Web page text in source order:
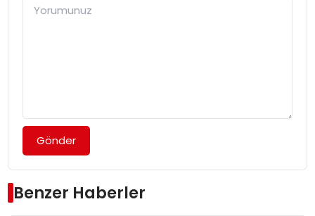
Gönder
Benzer Haberler